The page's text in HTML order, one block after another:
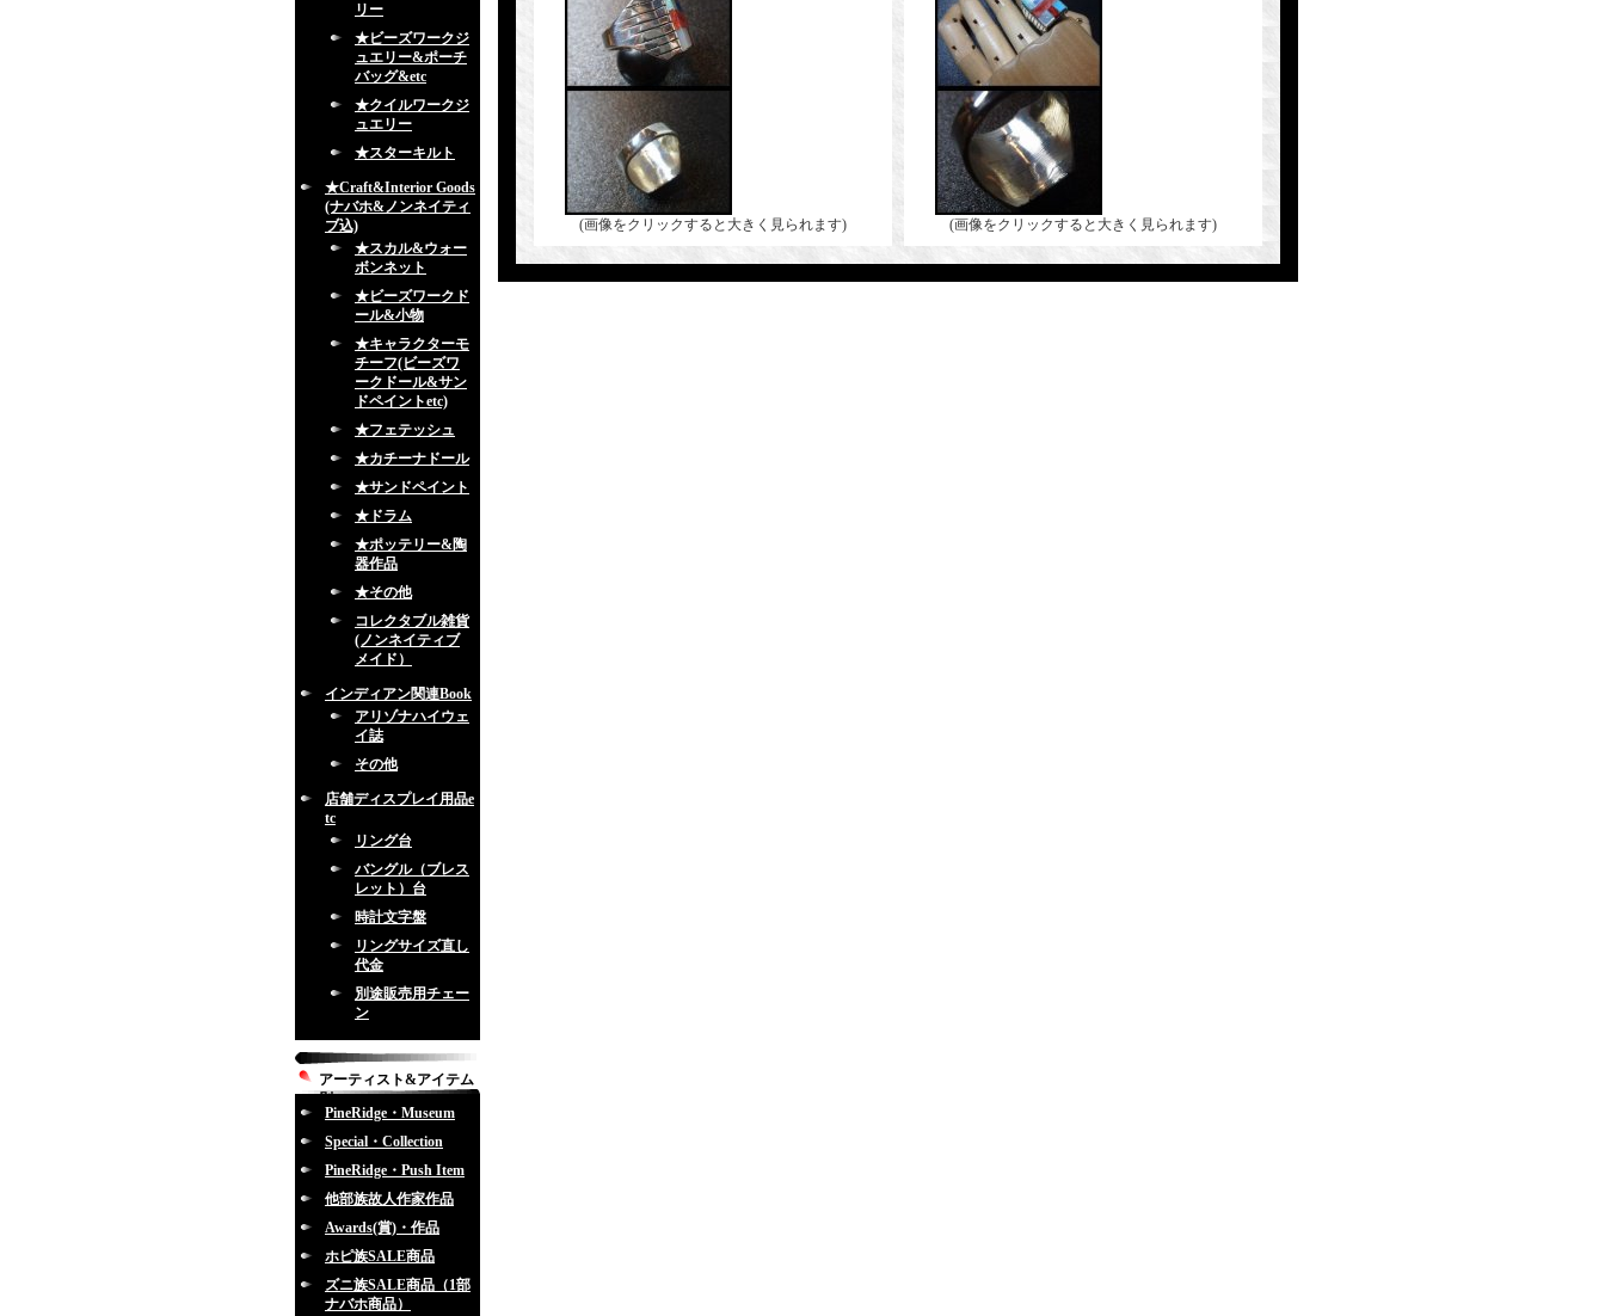
リー
★ビーズワークジ
ュエリー&ポーチ
バッグ&etc
★クイルワークジ
ュエリー
★スターキルト
★Craft&Interior Goods
(ナバホ&ノンネイティ
ブ込)
★スカル&ウォー
ボンネット
★ビーズワークド
ール&小物
★キャラクターモ
チーフ(ビーズワ
ークドール&サン
ドペイントetc)
★フェテッシュ
★カチーナドール
★サンドペイント
★ドラム
★ポッテリー&陶
器作品
★その他
コレクタブル雑貨
(ノンネイティブ
メイド）
インディアン関連Book
アリゾナハイウェ
イ誌
その他
店舗ディスプレイ用品e
tc
リング台
バングル（ブレス
レット）台
時計文字盤
リングサイズ直し
代金
別途販売用チェー
ン
アーティスト&アイテム
別
PineRidge・Museum
Special・Collection
PineRidge・Push Item
他部族故人作家作品
Awards(賞)・作品
ホピ族SALE商品
ズニ族SALE商品（1部
ナバホ商品）
(画像をクリックすると大きく見られます) (画像をクリックすると大きく見られます)